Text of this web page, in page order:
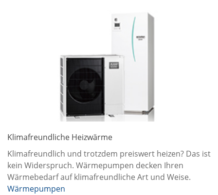
Klimafreundliche Heizwärme
Klimafreundlich und trotzdem preiswert heizen? Das ist
kein Widerspruch. Wärmepumpen decken Ihren
Wärmebedarf auf klimafreundliche Art und Weise.
Wärmepumpen